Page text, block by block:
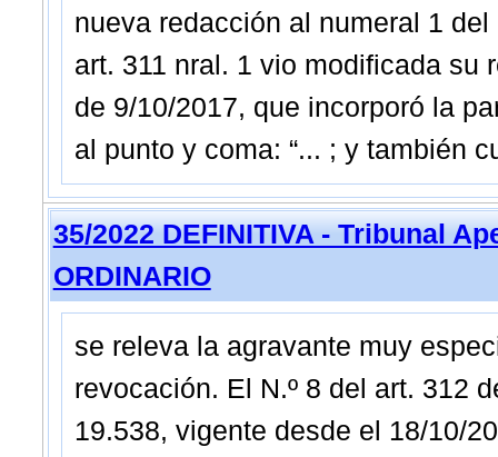
nueva redacción al numeral 1
art. 311 nral. 1 vio modificada su
de 9/10/2017, que incorporó la
al punto y coma: “... ; y también
35/2022 DEFINITIVA - Tribunal
ORDINARIO
se releva la agravante muy
revocación. El N.º 8 del art. 312
19.538, vigente desde el 18/10/